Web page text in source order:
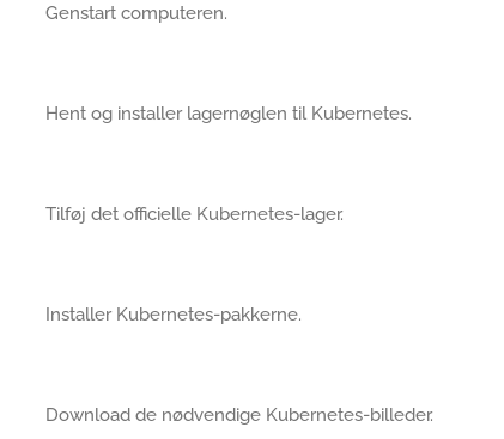
Genstart computeren.
Hent og installer lagernøglen til Kubernetes.
Tilføj det officielle Kubernetes-lager.
Installer Kubernetes-pakkerne.
Download de nødvendige Kubernetes-billeder.